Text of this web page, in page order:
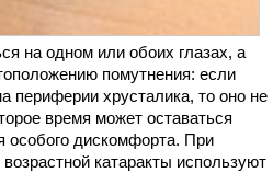
на одном или обоих глазах, а
помутнения: если
периферии хрусталика, то оно не
время может оставаться
особого дискомфорта. При
катаракты используют